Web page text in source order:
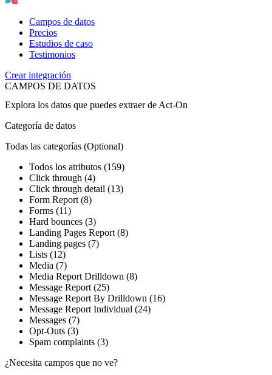
Campos de datos
Precios
Estudios de caso
Testimonios
Crear integración
CAMPOS DE DATOS
Explora los datos que puedes extraer de Act-On
Categoría de datos
Todas las categorías (Optional)
Todos los atributos (159)
Click through (4)
Click through detail (13)
Form Report (8)
Forms (11)
Hard bounces (3)
Landing Pages Report (8)
Landing pages (7)
Lists (12)
Media (7)
Media Report Drilldown (8)
Message Report (25)
Message Report By Drilldown (16)
Message Report Individual (24)
Messages (7)
Opt-Outs (3)
Spam complaints (3)
¿Necesita campos que no ve?